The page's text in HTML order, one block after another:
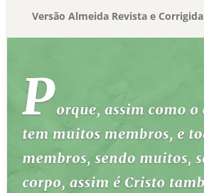
Versão Almeida Revista e Corrigida